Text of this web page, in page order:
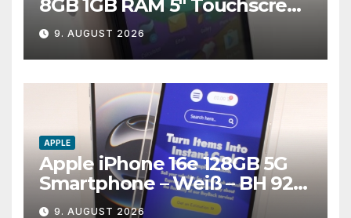
8GB 1GB RAM 5″ Touchscreen
Android Smartphone
9. AUGUST 2026
APPLE
Apple iPhone 16e 128GB 5G
Smartphone – Weiß – BH 92%
(B)9. AUGUST 2026